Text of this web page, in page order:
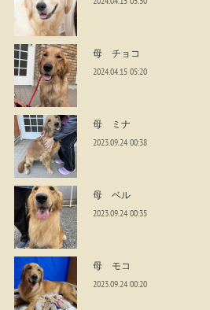
母 チョコ
2024.04.15 05:20
母 ミナ
2023.09.24 00:38
母 ベル
2023.09.24 00:35
母 モコ
2023.09.24 00:20